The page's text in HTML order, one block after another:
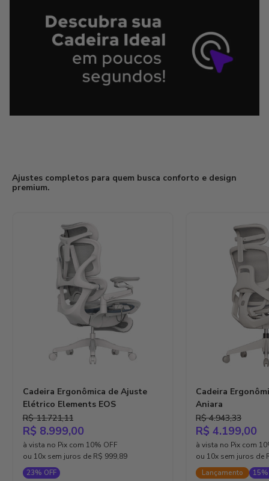
Ajustes completos para quem busca conforto e design
premium.
Cadeira Ergonômica de Ajuste
Elétrico Elements EOS
Preço normal
R$ 11.721,11
Preço promocional
R$ 8.999,00
à vista no Pix com 10% OFF
ou 10x sem juros de R$ 999,89
23% OFF
Cadeira
Aniara
Preço normal
R$ 4.943,33
Preço
R$ 4.199,00
à vista no Pix com
ou 10x sem juros de
Lançamento
15%